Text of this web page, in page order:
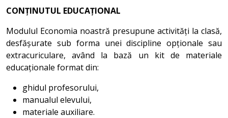
CONȚINUTUL EDUCAȚIONAL
Modulul Economia noastră presupune activități la clasă,
desfășurate sub forma unei discipline opționale sau
extracuriculare, având la bază un kit de materiale
educaționale format din:
ghidul profesorului,
manualul elevului,
materiale auxiliare.